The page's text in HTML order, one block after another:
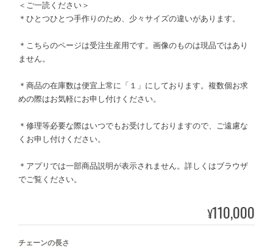
＜ご一読ください＞
＊ひとつひとつ手作りのため、少々サイズの違いがあります。
＊こちらのページは受注生産用です。画像のものは現品ではあり
ません。
＊商品の在庫数は便宜上常に「１」にしております。複数個お求
めの際はお気軽にお申し付けください。
＊修理等必要な際はいつでもお受けしておりますので、ご遠慮な
くお申し付けください。
＊アプリでは一部商品説明が表示されません。詳しくはブラウザ
でご覧ください。
¥110,000
チェーンの長さ